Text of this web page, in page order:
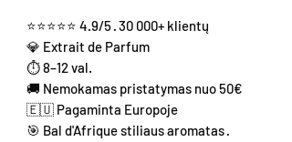
⭐⭐⭐⭐⭐ 4.9/5 · 30 000+ klientų
💎 Extrait de Parfum
⏱ 8–12 val.
🚚 Nemokamas pristatymas nuo 50€
🇪🇺 Pagaminta Europoje
🎯 Bal d'Afrique stiliaus aromatas ·